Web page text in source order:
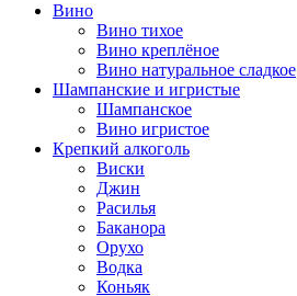
Вино
Вино тихое
Вино креплёное
Вино натуральное сладкое
Шампанские и игристые
Шампанское
Вино игристое
Крепкий алкоголь
Виски
Джин
Расилья
Баканора
Орухо
Водка
Коньяк